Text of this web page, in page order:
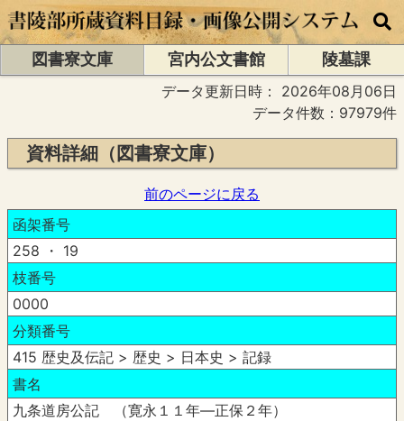
図書寮文庫 宮内公文書館
陵墓課
データ更新日時： 2026年08月06日
データ件数：97979件
資料詳細（図書寮文庫）
前のページに戻る
函架番号
258 ・ 19
枝番号
0000
分類番号
415 歴史及伝記 > 歴史 > 日本史 > 記録
書名
九条道房公記 （寛永１１年―正保２年）